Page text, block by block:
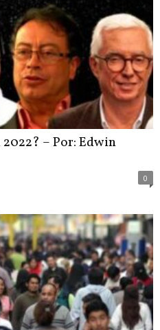
2022? – Por: Edwin
0